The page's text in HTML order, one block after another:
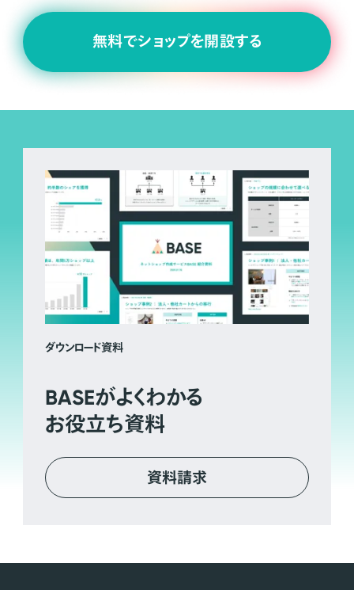
無料でショップを開設する
ダウンロード資料
BASEがよくわかる
お役立ち資料
資料請求